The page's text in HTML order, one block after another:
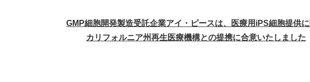
GMP細胞開発製造受託企業アイ・ピースは、医療用 iPS細胞提供
カリフォルニア州再生医療機構との提携に合意いたしました